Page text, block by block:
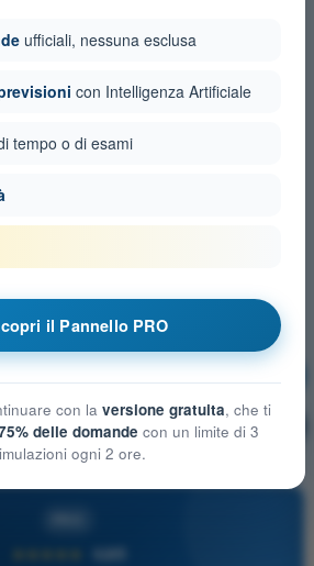
Spiegazione domanda
4,6/5
ufficiali, nessuna esclusa
con Intelligenza Artificiale
tempo o di esami
il Pannello PRO
con la versione gratuita, che ti
delle domande con un limite di 3
ogni 2 ore.